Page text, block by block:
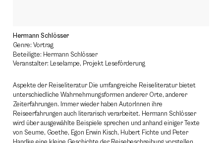
Hermann Schlösser
Genre: Vortrag
Beteiligte: Hermann Schlösser
Veranstalter: Leselampe, Projekt Leseförderung
Aspekte der Reiseliteratur Die umfangreiche Reiseliteratur bietet
unterschiedliche Wahrnehmungsformen anderer Orte, anderer
Zeiterfahrungen. Immer wieder haben AutorInnen ihre
Reiseerfahrungen auch literarisch verarbeitet. Hermann Schlösser
wird über ausgewählte Beispiele sprechen und anhand einiger Texte
von Seume, Goethe, Egon Erwin Kisch, Hubert Fichte und Peter